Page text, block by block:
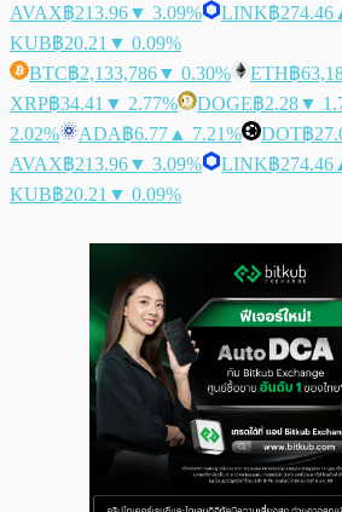
AVAX฿213.96▼ 3.09% LINK฿274.46
KUB฿20.21 ▼ 0.09%
BTC฿2,133,786▼ 0.30% ETH฿
XRP฿34.41 ▼ 2.77% DOGE฿2.28▼
2.02%
ADA฿6.77 ▲ 7.21% DOT฿
AVAX฿213.96▼ 3.09% LINK฿274.46
KUB฿20.21 ▼ 0.09%